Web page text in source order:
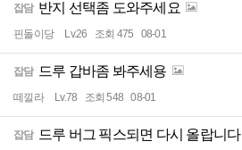
잡담 반지 선택좀 도와주세요
핀돌이당 Lv.26 조회 475 08-01
잡담 드루 갑바좀 봐주세용
떼낄라 Lv.78 조회 548 08-01
잡담 드루 버그 픽스되면 다시 올랍니다